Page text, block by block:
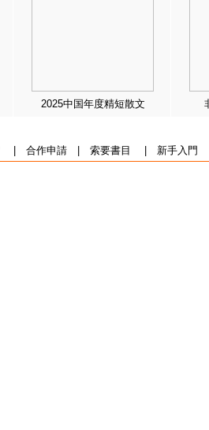
2025中国年度精短散文
合作申請| 索要書目 新手入門